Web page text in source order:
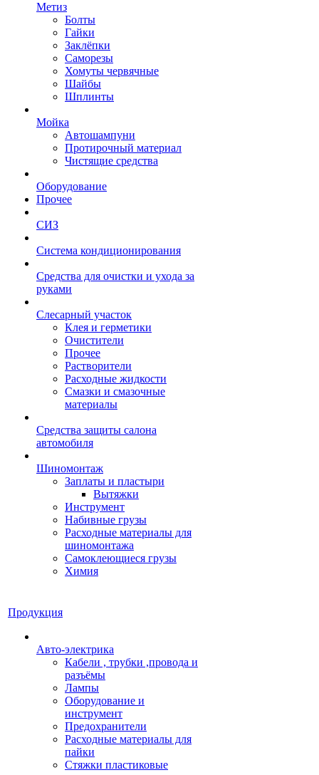
Метиз
Болты
Гайки
Заклёпки
Саморезы
Хомуты червячные
Шайбы
Шплинты
Мойка
Автошампуни
Протирочный материал
Чистящие средства
Оборудование
Прочее
СИЗ
Система кондиционирования
Средства для очистки и ухода за
руками
Слесарный участок
Клея и герметики
Очистители
Прочее
Растворители
Расходные жидкости
Смазки и смазочные
материалы
Средства защиты салона
автомобиля
Шиномонтаж
Заплаты и пластыри
Вытяжки
Инструмент
Набивные грузы
Расходные материалы для
шиномонтажа
Самоклеющиеся грузы
Химия
Продукция
Авто-электрика
Кабели , трубки ,провода и
разъёмы
Лампы
Оборудование и
инструмент
Предохранители
Расходные материалы для
пайки
Стяжки пластиковые